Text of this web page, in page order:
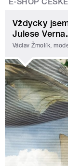
E-SHOP
Vždycky
Julese
Václav Žmolík,